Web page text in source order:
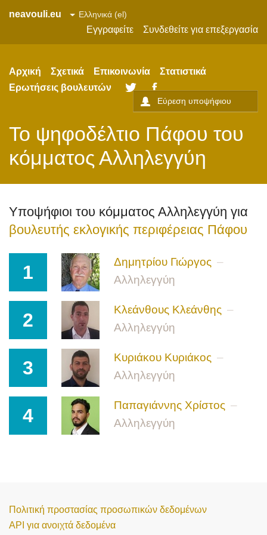
neavouli.eu
Εγγραφείτε
Συνδεθείτε για επεξεργασία
Αρχική Σχετικά Επικοινωνία
Στατιστικά
Ερωτήσεις βουλευτών
Twitter
Το ψηφοδέλτιο Πάφου του
κόμματος Αλληλεγγύη
Υποψήφιοι του κόμματος Αλληλεγγύη για
βουλευτής εκλογικής περιφέρειας Πάφου
1
Δημητρίου Γιώργος
Αλληλεγγύη
2
Κλεάνθους Κλεάνθης
Αλληλεγγύη
3
Κυριάκου Κυριάκος
Αλληλεγγύη
4
Παπαγιάννης Χρίστος
Αλληλεγγύη
Πολιτική προστασίας προσωπικών δεδομένων
API για ανοιχτά δεδομένα